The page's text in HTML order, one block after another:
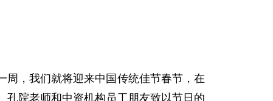
周，我们就将迎来中国传统佳节春节，在
孔院老师和中资机构员工朋友致以节日的